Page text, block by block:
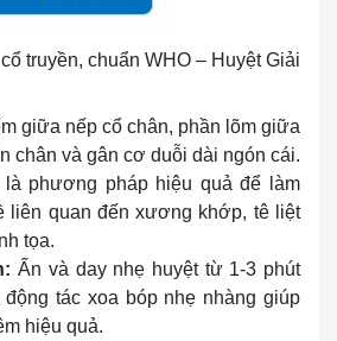
truyền, chuẩn WHO – Huyệt Giải
giữa nếp cổ chân, phần lõm giữa
chân và gân cơ duỗi dài ngón cái.
phương pháp hiệu quả để làm
liên quan đến xương khớp, tê liệt
tọa.
Ấn và day nhẹ huyệt từ 1-3 phút
tác xoa bóp nhẹ nhàng giúp
hiệu quả.